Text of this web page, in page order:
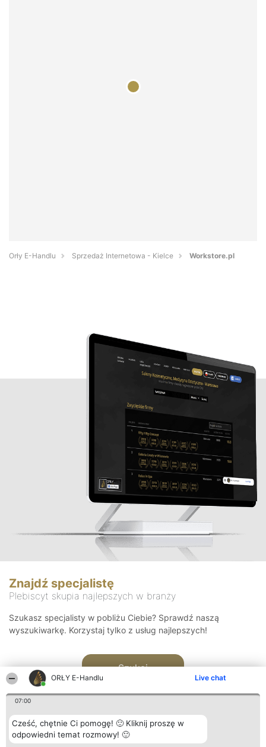
ORŁY E-Handlu Live chat
07:00
Cześć, chętnie Ci pomogę! 🙂 Kliknij proszę w
odpowiedni temat rozmowy! 🙂
Orły E-Handlu Sprzedaż Internetowa - Kielce Workstore.pl
Znajdź specjalistę
Plebiscyt skupia najlepszych w branży
Szukasz specjalisty w pobliżu Ciebie? Sprawdź naszą
wyszukiwarkę. Korzystaj tylko z usług najlepszych!
Szukaj